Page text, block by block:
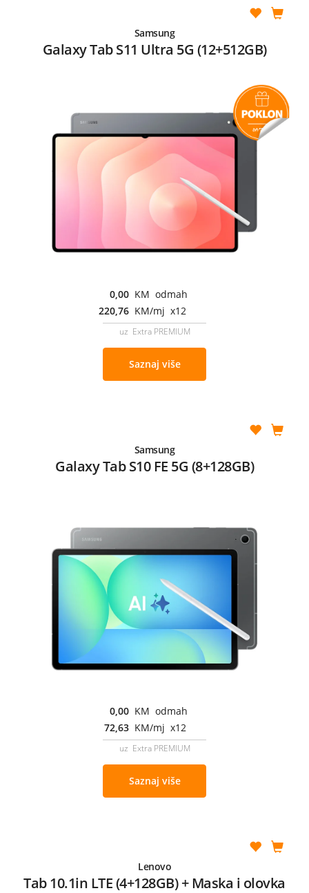
Samsung
Galaxy Tab S11 Ultra 5G (12+512GB)
0,00 KM odmah
220,76 KM/mj x12
uz Extra PREMIUM
Saznaj više
Samsung
Galaxy Tab S10 FE 5G (8+128GB)
0,00 KM odmah
72,63 KM/mj x12
uz Extra PREMIUM
Saznaj više
Lenovo
Tab 10.1in LTE (4+128GB) + Maska i olovka